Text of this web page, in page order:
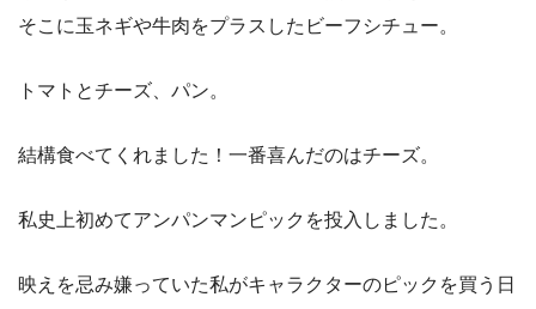
そこに玉ネギや牛肉をプラスしたビーフシチュー。
トマトとチーズ、パン。
結構食べてくれました！一番喜んだのはチーズ。
私史上初めてアンパンマンピックを投入しました。
映えを忌み嫌っていた私がキャラクターのピックを買う日